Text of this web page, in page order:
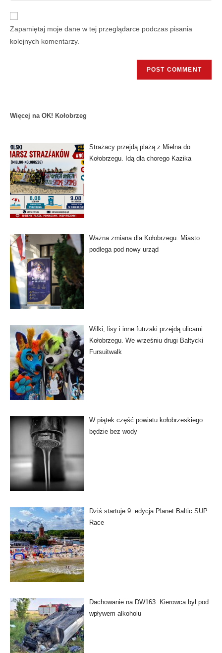
Zapamiętaj moje dane w tej przeglądarce podczas pisania
kolejnych komentarzy.
Więcej na OK! Kołobrzeg
Strażacy przejdą plażą z Mielna do
Kołobrzegu. Idą dla chorego Kazika
Ważna zmiana dla Kołobrzegu. Miasto
podlega pod nowy urząd
Wilki, lisy i inne futrzaki przejdą ulicami
Kołobrzegu. We wrześniu drugi Bałtycki
Fursuitwalk
W piątek część powiatu kołobrzeskiego
będzie bez wody
Dziś startuje 9. edycja Planet Baltic SUP
Race
Dachowanie na DW163. Kierowca był pod
wpływem alkoholu